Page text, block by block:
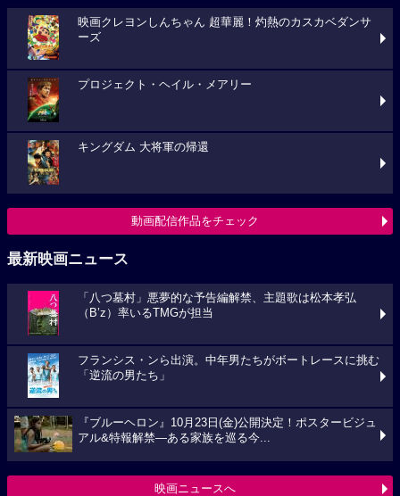
映画クレヨンしんちゃん 超華麗！灼熱のカスカベダンサ
ーズ
プロジェクト・ヘイル・メアリー
キングダム 大将軍の帰還
動画配信作品をチェック
最新映画ニュース
「八つ墓村」悪夢的な予告編解禁、主題歌は松本孝弘
（B’z）率いるTMGが担当
フランシス・ンら出演。中年男たちがボートレースに挑む
「逆流の男たち」
『ブルーヘロン』10月23日(金)公開決定！ポスタービジュ
アル&特報解禁―ある家族を巡る今...
映画ニュースへ